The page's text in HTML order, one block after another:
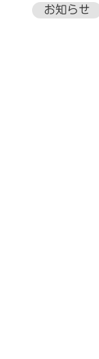
お知らせ